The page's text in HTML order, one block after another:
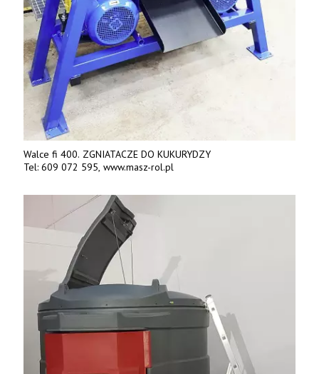
Walce fi 400. ZGNIATACZE DO KUKURYDZY
Tel: 609 072 595, www.masz-rol.pl